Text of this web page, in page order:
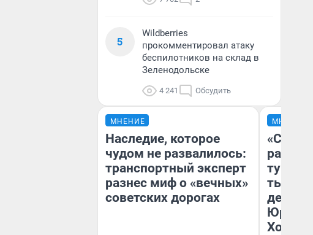
5
Wildberries
прокомментировал атаку
беспилотников на склад в
Зеленодольске
4 241 Обсудить
МНЕНИЕ
Наследие, которое
чудом не развалилось:
транспортный эксперт
разнес миф о «вечных»
советских дорогах
МНЕНИЕ
тысяч,
день